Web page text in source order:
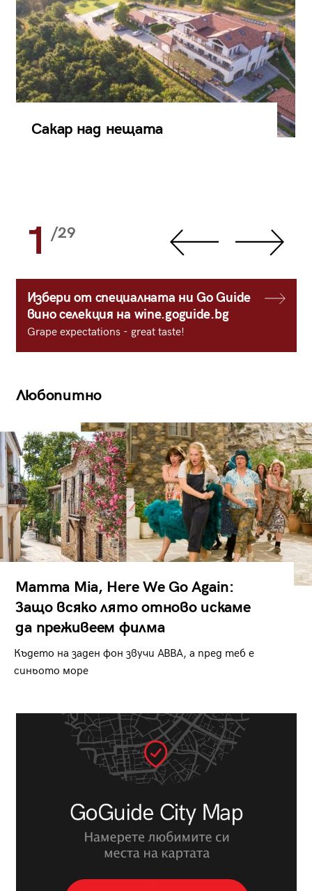
Сакар над нещата
1 /29
Избери от специалната ни Go Guide
вино селекция на wine.goguide.bg
Grape expectations - great taste!
Любопитно
Mamma Mia, Here We Go Again:
Защо всяко лято отново искаме
да преживеем филма
Където на заден фон звучи ABBA, а пред теб е
синьото море